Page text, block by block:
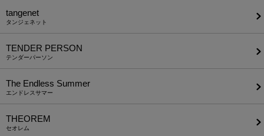
tangenet
タンジェネット
TENDER PERSON
テンダーパーソン
The Endless Summer
エンドレスサマー
THEOREM
セオレム